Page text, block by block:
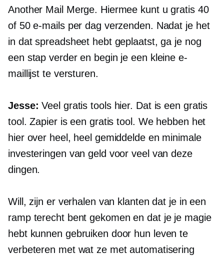
Another Mail Merge. Hiermee kunt u gratis 40
of 50 e-mails per dag verzenden. Nadat je het
in dat spreadsheet hebt geplaatst, ga je nog
een stap verder en begin je een kleine e-
maillijst te versturen.
Jesse: Veel gratis tools hier. Dat is een gratis
tool. Zapier is een gratis tool. We hebben het
hier over heel, heel gemiddelde en minimale
investeringen van geld voor veel van deze
dingen.
Will, zijn er verhalen van klanten dat je in een
ramp terecht bent gekomen en dat je je magie
hebt kunnen gebruiken door hun leven te
verbeteren met wat ze met automatisering